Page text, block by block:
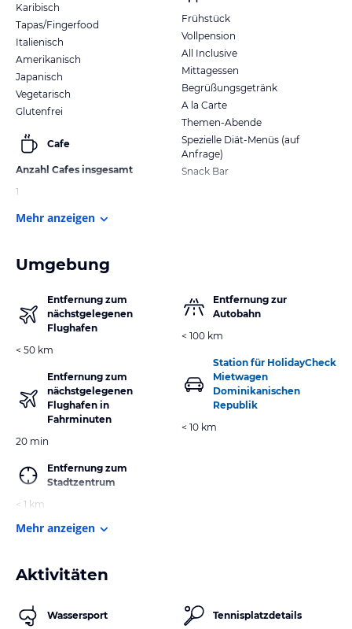
Karibisch
Tapas/Fingerfood
Italienisch
Amerikanisch
Japanisch
Vegetarisch
Glutenfrei
Cafe
Anzahl Cafes insgesamt
1
Frühstück
Vollpension
All Inclusive
Mittagessen
Begrüßungsgetränk
A la Carte
Themen-Abende
Spezielle Diät-Menüs (auf
Anfrage)
Snack Bar
Mehr anzeigen
Umgebung
Entfernung zum
nächstgelegenen
Flughafen
< 50 km
Entfernung zum
nächstgelegenen
Flughafen in
Fahrminuten
20 min
Entfernung zum
Stadtzentrum
< 1 km
Entfernung zur
Autobahn
< 100 km
Station für HolidayCheck
Mietwagen
Dominikanischen
Republik
< 10 km
Mehr anzeigen
Aktivitäten
Wassersport Tennisplatzdetails